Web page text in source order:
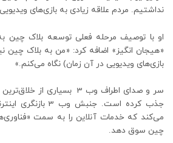
نداشتیم. مردم علاقه زیادی به بازی‌های ویدیویی
او با توصیف مرحله فعلی توسعه بلاک چین
«هیجان انگیز» اضافه کرد: «من به بلاک چین
بازی‌های ویدیویی در آن زمان) نگاه می‌کنم.»
سر و صدای اطراف وب 3 بسیاری
جذب کرده است. جنبش
می‌کند که خدمات آنلاین را به سمت
چین سوق دهد.